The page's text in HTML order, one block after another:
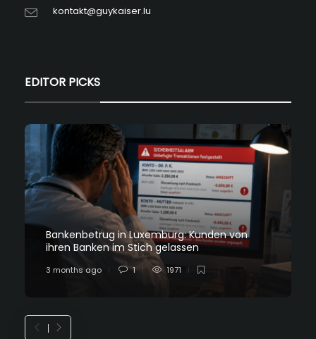
kontakt@guykaiser.lu
EDITOR PICKS
Bankenbetrug in Luxemburg: Kunden von
ihren Banken im Stich gelassen
3 months ago 1 1971